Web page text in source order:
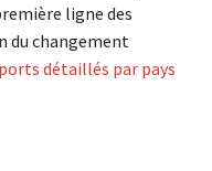
ligne des
du changement
détaillés par pays